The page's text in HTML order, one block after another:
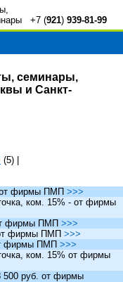
+7 (921) 939-81-99
семинары,
и Санкт-
(5)
от фирмы ПМП >>>
ком. 15% - от фирмы
фирмы ПМП >>>
фирмы ПМП >>>
фирмы ПМП >>>
ком. 15% от фирмы
500 руб. от фирмы